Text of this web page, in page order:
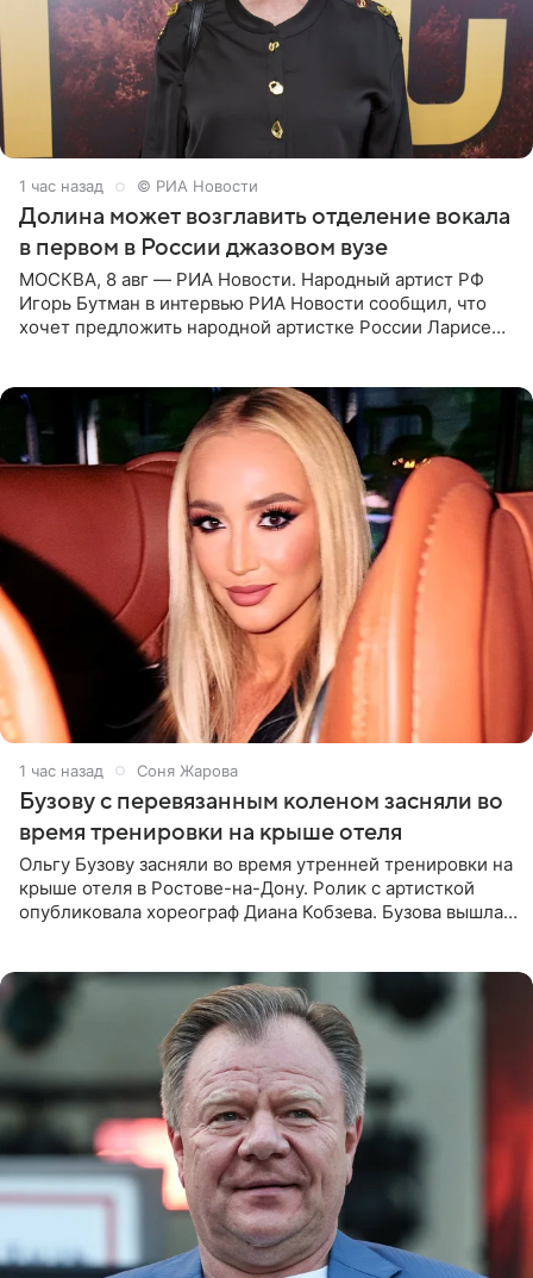
1 час назад © РИА Новости
Долина может возглавить отделение вокала
в первом в России джазовом вузе
МОСКВА, 8 авг — РИА Новости. Народный артист РФ
Игорь Бутман в интервью РИА Новости сообщил, что
хочет предложить народной артистке России Ларисе
1 час назад Соня Жарова
Бузову с перевязанным коленом засняли во
время тренировки на крыше отеля
Ольгу Бузову засняли во время утренней тренировки на
крыше отеля в Ростове-на-Дону. Ролик с артисткой
опубликовала хореограф Диана Кобзева. Бузова вышла